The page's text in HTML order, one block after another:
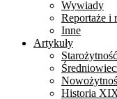
Wywiady
Reportaże i
Inne
Artykuły
Starożytność
Historia